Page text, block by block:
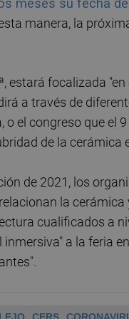
meses su fecha
manera, la
estará focalizada
a través de
o el congreso que el
de la
de 2021, los
la
cualificados a
inmersiva" a la feria